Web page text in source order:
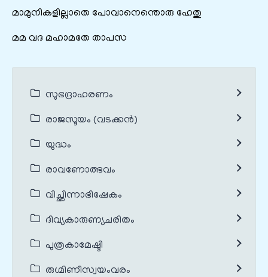
മാമുനികളില്ലാതെ പോവാനെന്തൊരു ഹേതു
മമ വദ മഹാമതേ താപസ
സുഭദ്രാഹരണം
രാജസൂയം (വടക്കൻ)
യുദ്ധം
രാവണോത്ഭവം
വിച്ഛിന്നാഭിഷേകം
ദിവ്യകാരുണ്യചരിതം
പുത്രകാമേഷ്ടി
രുഗ്മിണീസ്വയംവരം